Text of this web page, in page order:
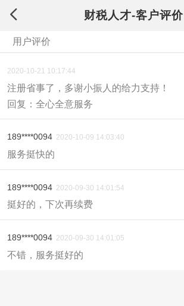
财税人才-客户评价
用户评价
2020-10-21 10:17:44
注册省事了，多谢小振人的给力支持！
回复：全心全意服务
189****0094 2020-10-09 14:03:40
服务挺快的
189****0094 2020-09-30 14:01:54
挺好的，下次再续费
189****0094 2020-09-30 14:01:05
不错，服务挺好的